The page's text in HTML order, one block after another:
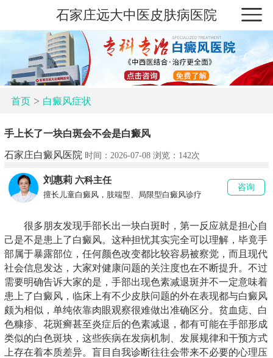
石家庄远大中医皮肤病医院
首页> 白癜风症状
手上长了一块白斑会不会是白癜风
石家庄白癜风医院 时间：2026-07-08 浏览： 142次
刘惠莉 六科主任
擅长儿童白癜风，肢端型、局限型白癜风诊疗
咨询
很多朋友发现手部长出一块白斑时，第一反应就是担心自
己是不是患上了白癜风。这种担忧其实完全可以理解，毕竟手
部属于暴露部位，任何颜色改变都比较容易被察觉，而且现代
社会信息发达，大家对健康问题的关注度也在不断提升。不过
需要明确告诉大家的是，手部出现色素减退斑并不一定意味着
患上了白癜风，临床上有不少皮肤问题的外在表现都与白癜风
颇为相似，单纯依靠肉眼观察很难做出准确区分。贫血痣、白
色糠疹、花斑癣甚至炎症后的色素减退，都有可能在手部形成
类似的白色斑块，这些疾病在发病机制、发展规律和干预方式
上存在着本质差异。盲目自我诊断往往会带来不必要的心理压